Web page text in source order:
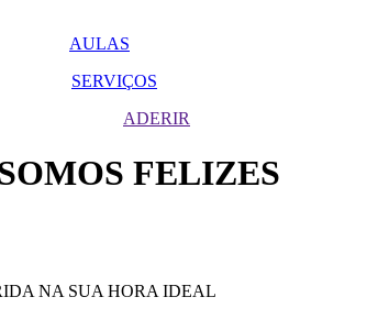
AULAS
SERVIÇOS
ADERIR
FELIZES
NA SUA HORA IDEAL